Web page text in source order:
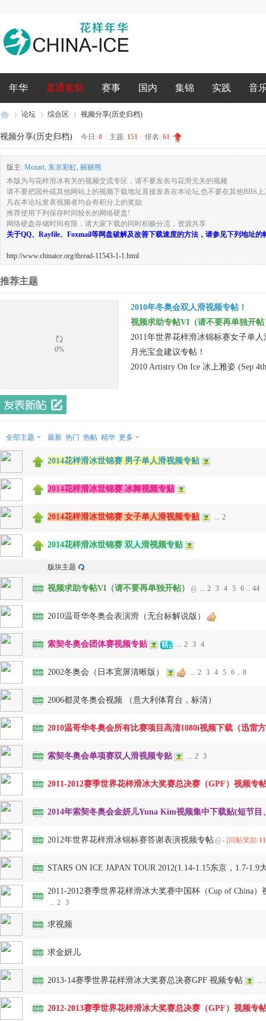
年华 直通索契 赛事 国内 集锦 实践 音
花
样
年
花
滑
冰
»
论坛
›
综合区
›
视频分享(历史归档)
视频分享(历史归档) 今日: 0 主题: 151 排名: 61
版主: Mozart, 东京彩虹, 丽丽熊
本版为与花样滑冰有关的视频交流专区，请不要发表与花滑无关的视频
请不要把国外或其他网站上的视频下载地址直接发表在本论坛,也不要在其他BBS
凡在本论坛发表视频者均会有积分上的奖励
推荐使用下列保存时间较长的网络硬盘!
网络硬盘存储时间有限，请大家下载的同时积极分流，资源共享
关于QQ、Rayfile、Foxmail等网盘破解及改善下载速度的方法，请参见下列地址的
http://www.chinaice.org/thread-11543-1-1.html
推荐主题
0%
2010年冬奥会双人滑视频专帖！
视频求助专帖VI（请不要再单独开帖
2011年世界花样滑冰锦标赛女子单
月光宝盒建议专帖！
2010 Artistry On Ice 冰上雅姿 (Sep
全部主题 最新 热门 热帖 精华 更多
2014花样滑冰世锦赛 男子单人滑视频专贴
2014花样滑冰世锦赛 冰舞视频专贴
2014花样滑冰世锦赛 女子单人滑视频专贴 ... 2
2014花样滑冰世锦赛 双人滑视频专贴
版块主题
视频求助专帖VI（请不要再单独开帖） ... 2 3 4 5 6 .. 44
2010温哥华冬奥会表演滑（无台标解说版）
索契冬奥会团体赛视频专贴 ... 2 3 4
2002冬奥会（日本宽屏清晰版） ... 2 3 4 5 6 .. 8
2006都灵冬奥会视频 （意大利体育台，标清）
2010温哥华冬奥会所有比赛项目高清1080i视频下载（迅雷
索契冬奥会单项赛双人滑视频专贴 ... 2 3
2011-2012赛季世界花样滑冰大奖赛总决赛（GPF）视频专
2014年索契冬奥会金妍儿Yuna Kim视频集中下载贴(短节
2012年世界花样滑冰锦标赛答谢表演视频专帖 - [回帖奖励
STARS ON ICE JAPAN TOUR 2012(1.14-1.15东京，1.7-1.9
2011-2012赛季世界花样滑冰大奖赛中国杯（Cup of China）
... 2 3
求视频
求金妍儿
2013-14赛季世界花样滑冰大奖赛总决赛GPF 视频专帖 ...
2012-2013赛季世界花样滑冰大奖赛总决赛（GPF）视频专